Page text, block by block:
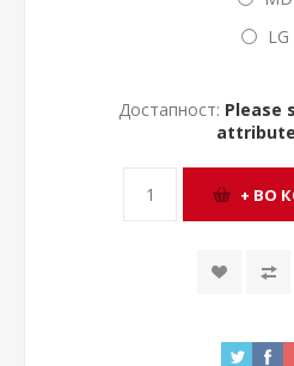
LG
Достапност: Please